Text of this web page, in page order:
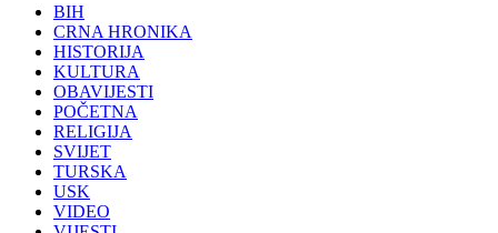
BIH
CRNA HRONIKA
HISTORIJA
KULTURA
OBAVIJESTI
POČETNA
RELIGIJA
SVIJET
TURSKA
USK
VIDEO